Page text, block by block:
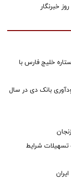
خبرنگار
ستاره خلیج فارس با
بانک دی در سال
شرایط